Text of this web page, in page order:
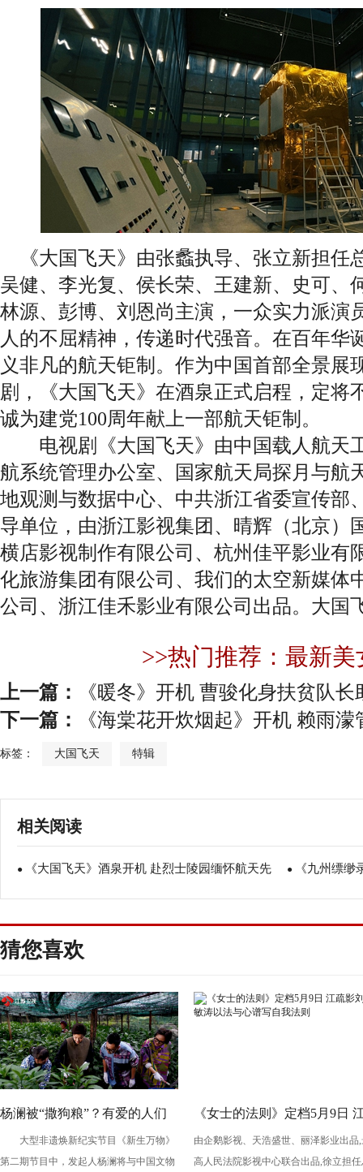
《大国飞天》由张蠡执导、张立新担任
吴健、李光复、侯长荣、王建新、史可、
林源、彭博、刘恩尚主演，一众实力派演
人的不屈精神，传递时代强音。在百年华
义非凡的航天钜制。作为中国首部全景展
剧，《大国飞天》在酒泉正式启程，定将
诚为建党100周年献上一部航天钜制。
电视剧《大国飞天》由中国载人航天
航系统管理办公室、国家航天局探月与航
地观测与数据中心、中共浙江省委宣传部
导单位，由浙江影视集团、晴辉（北京）
横店影视制作有限公司、杭州佳平影业有
化旅游集团有限公司、我们的太空新媒体
公司、浙江佳禾影业有限公司出品。大国
>>热门推荐：最新美
上一篇：
《暖冬》开机 曹骏化身扶贫队
下一篇：
《海棠花开炊烟起》开机 赖雨
标签： 大国飞天 特辑
相关阅读
● 《大国飞天》酒泉开机 赴烈士陵园缅怀航天先
烈
● 《九州缥
归国造梦东方
猜您喜欢
杨澜被“撒狗粮”？有爱的人们
把“情意”传承了下去！
大型非遗焕新纪实节目《新生万物》
第二期节目中，发起人杨澜将与中国文物
《女士的法则》定档5月9日
疏影刘敏涛以法与心谱写自我
由企鹅影视、天浩盛世、丽泽影业出品
高人民法院影视中心联合出品,徐立担